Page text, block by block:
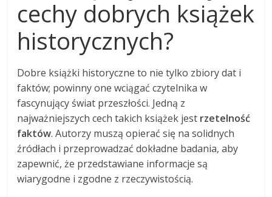
cechy dobrych książek
historycznych?
Dobre książki historyczne to nie tylko zbiory dat i
faktów; powinny one wciągać czytelnika w
fascynujący świat przeszłości. Jedną z
najważniejszych cech takich książek jest rzetelność
faktów. Autorzy muszą opierać się na solidnych
źródłach i przeprowadzać dokładne badania, aby
zapewnić, że przedstawiane informacje są
wiarygodne i zgodne z rzeczywistością.